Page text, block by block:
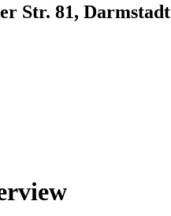
Str. 81, Darmstadt